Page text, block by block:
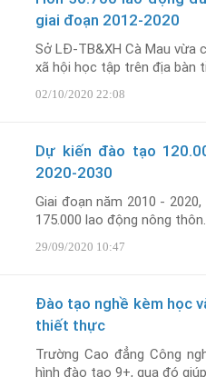
giai đoạn 2012-2020
Sở LĐ-TB&XH Cà Mau vừa
xã hội học tập trên địa bàn
02/10/2020 22:08
Dự kiến đào tạo
2020-2030
Giai đoạn năm 2010 -
175.000 lao động nông thôn.
29/09/2020 10:47
Đào tạo nghề kèm học
thiết thực
Trường Cao đẳng Công
hình đào tạo 9+, qua đó